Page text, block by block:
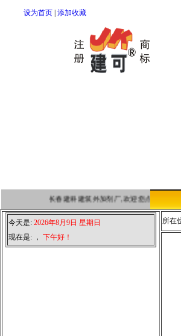
设为首页 添加收藏
长春建科建筑外加剂厂,欢迎您点击本站
今天是: 2026年8月9日 星期日
现在是: ， 下午好！
所在